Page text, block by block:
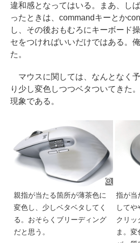
違和感となってはいる。まあ、し
ったときは、commandキーとか
し、その後おもむろにキーボード
セをつければいいだけではある。
た。
マウスに関しては、なんとなく
り少し変色しつつベタついてきた
現象である。
親指が当たる箇所が薄茶色に
変色し、少しベタベタしてく
る。おそらくブリーディング
だと思う。
指が当
してや
クリッ
ま。変